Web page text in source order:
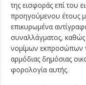
της εισφοράς επί του
προηγούμενου έτους
επικυρωμένα
συναλλάγματος,
νομίμων εκπροσώπων
αρμόδιας δημόσιας
φορολογία αυτής.